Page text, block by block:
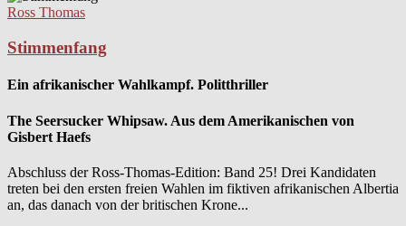
Ross Thomas
Stimmenfang
Ein afrikanischer Wahlkampf. Politthriller
The Seersucker Whipsaw. Aus dem Amerikanischen von
Gisbert Haefs
Abschluss der Ross-Thomas-Edition: Band 25! Drei Kandidaten
treten bei den ersten freien Wahlen im fiktiven afrikanischen Albertia
an, das danach von der britischen Krone...